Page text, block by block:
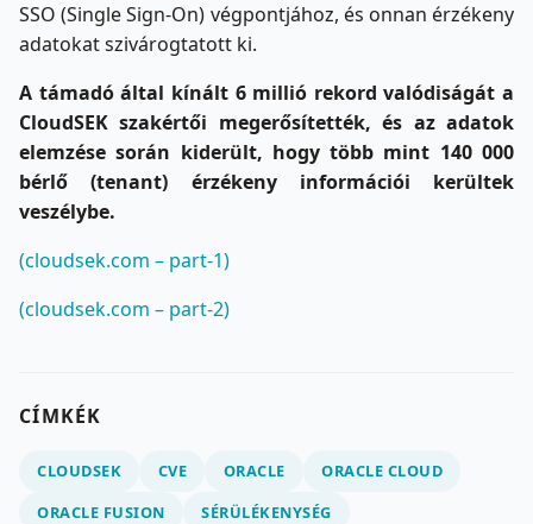
SSO (Single Sign-On) végpontjához, és onnan érzékeny
adatokat szivárogtatott ki.
A támadó által kínált 6 millió rekord valódiságát a
CloudSEK szakértői megerősítették, és az adatok
elemzése során kiderült, hogy több mint 140 000
bérlő (tenant) érzékeny információi kerültek
veszélybe.
(cloudsek.com – part-1)
(cloudsek.com – part-2)
CÍMKÉK
CLOUDSEK CVE ORACLE
ORACLE CLOUD
ORACLE FUSION
SÉRÜLÉKENYSÉG